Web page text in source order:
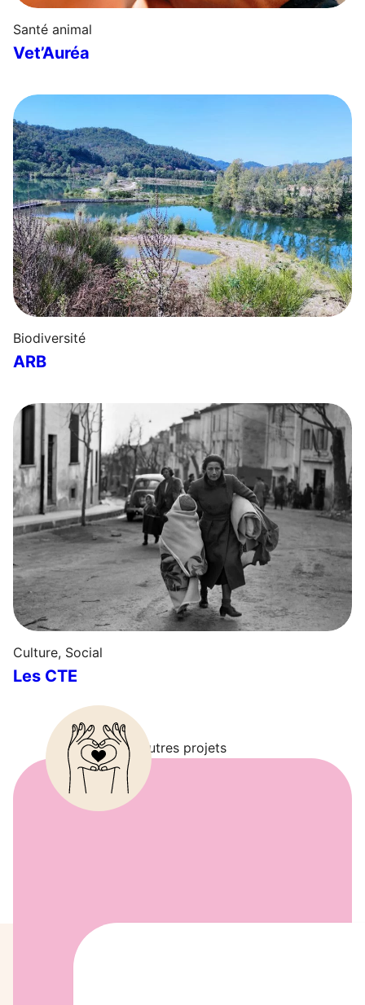
Santé animal
Vet’Auréa
Biodiversité
ARB
Culture, Social
Les CTE
Autres projets